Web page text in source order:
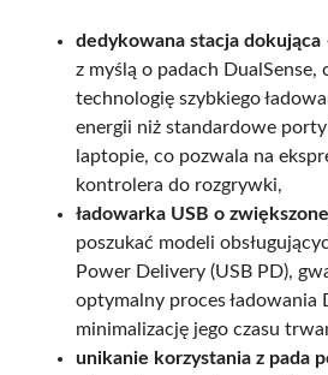
dedykowana stacja dokująca
z myślą o padach DualSense,
technologię szybkiego
energii niż standardowe
laptopie, co pozwala na
kontrolera do rozgrywki,
ładowarka USB o
poszukać modeli
Power Delivery (USB PD),
optymalny proces ładowania
minimalizację jego czasu
unikanie korzystania z pada